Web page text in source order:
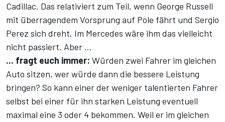
Cadillac. Das relativiert zum Teil, wenn George Russell
mit überragendem Vorsprung auf Pole fährt und Sergio
Perez sich dreht. Im Mercedes wäre ihm das vielleicht
nicht passiert. Aber ...
... fragt euch immer: Würden zwei Fahrer im gleichen
Auto sitzen, wer würde dann die bessere Leistung
bringen? So kann einer der weniger talentierten Fahrer
selbst bei einer für ihn starken Leistung eventuell
maximal eine 3 oder 4 bekommen. Weil er im gleichen